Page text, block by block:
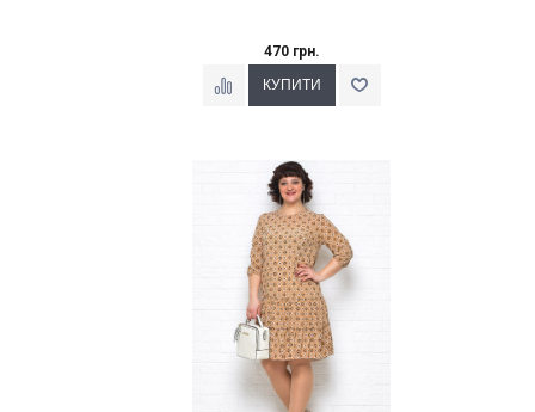
470 грн.
Наклейки Варіант з %